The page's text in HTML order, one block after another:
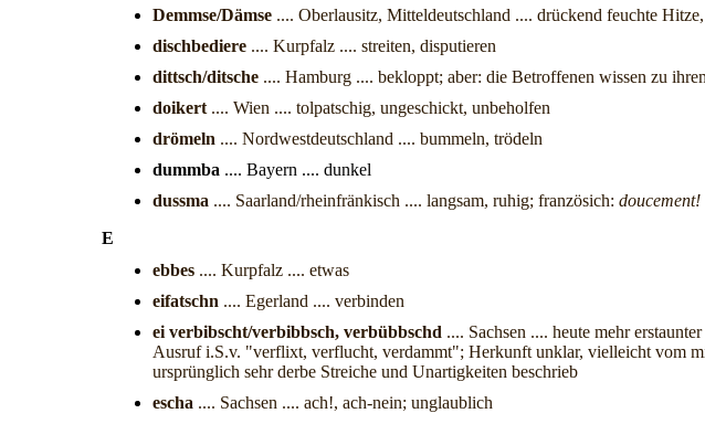
Demmse/Dämse .... Oberlausitz, Mitteldeutschland .... drückend feuchte
dischbediere .... Kurpfalz .... streiten, disputieren
dittsch/ditsche .... Hamburg .... bekloppt; aber: die Betroffenen wissen zu
doikert .... Wien .... tolpatschig, ungeschickt, unbeholfen
drömeln .... Nordwestdeutschland .... bummeln, trödeln
dummba .... Bayern .... dunkel
dussma .... Saarland/rheinfränkisch .... langsam, ruhig; französich: doucement!
E
ebbes .... Kurpfalz .... etwas
eifatschn .... Egerland .... verbinden
ei verbibscht/verbibbsch, verbübbschd .... Sachsen .... heute mehr
Ausruf i.S.v. "verflixt, verflucht, verdammt"; Herkunft unklar, vielleicht vom
ursprünglich sehr derbe Streiche und Unartigkeiten beschrieb
escha .... Sachsen .... ach!, ach-nein; unglaublich